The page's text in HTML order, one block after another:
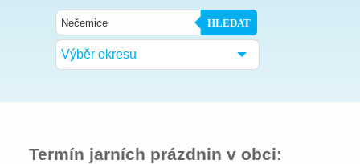
HLEDAT
Výběr okresu
Termín jarních prázdnin v obci: